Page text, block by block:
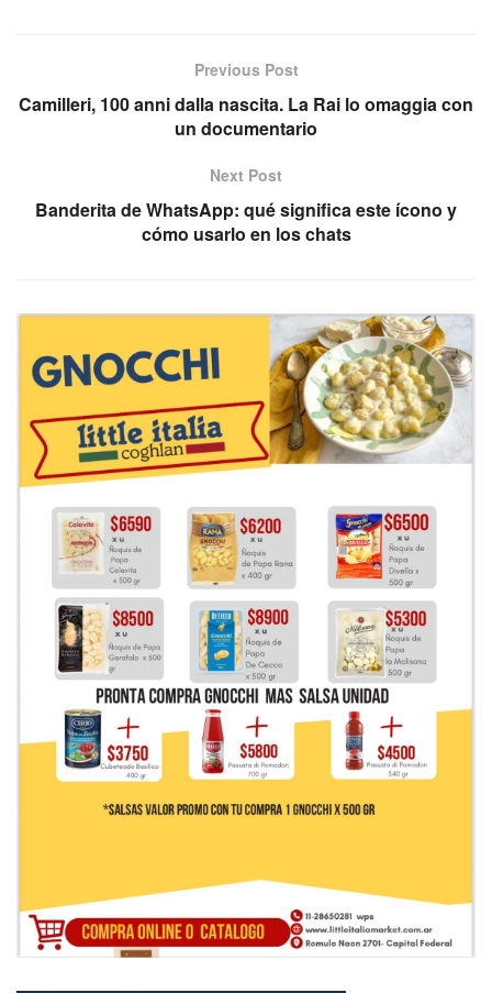
Previous Post
Camilleri, 100 anni dalla nascita. La Rai lo omaggia con
un documentario
Next Post
Banderita de WhatsApp: qué significa este ícono y
cómo usarlo en los chats